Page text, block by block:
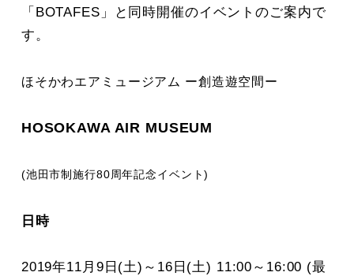
「BOTAFES」と同時開催のイベントのご案内で
す。
ほそかわエアミュージアム ー創造遊空間ー
HOSOKAWA AIR MUSEUM
(池田市制施行80周年記念イベント)
日時
2019年11月9日(土)～16日(土) 11:00～16:00 (最